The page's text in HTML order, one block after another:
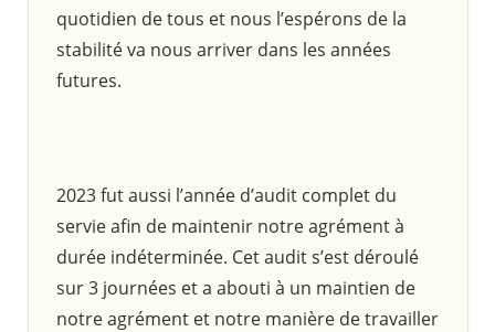
quotidien de tous et nous l’espérons de la
stabilité va nous arriver dans les années
futures.
2023 fut aussi l’année d’audit complet du
servie afin de maintenir notre agrément à
durée indéterminée. Cet audit s’est déroulé
sur 3 journées et a abouti à un maintien de
notre agrément et notre manière de travailler